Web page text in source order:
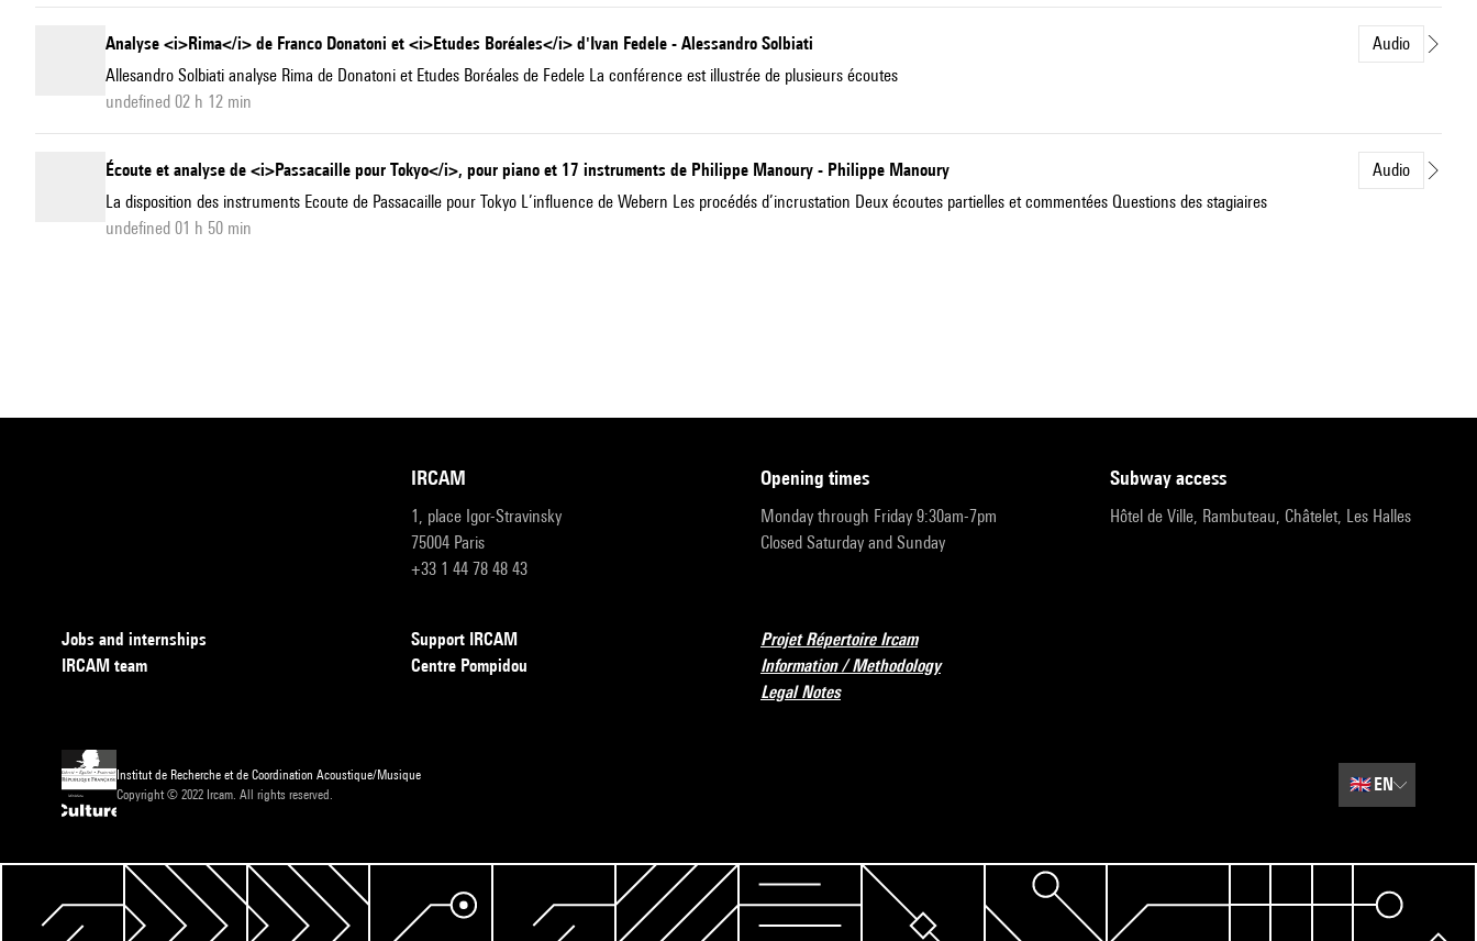
Analyse <i>Rima</i> de Franco Donatoni et <i>Etudes Boréales</i> d'Ivan Fedele - Alessandro Solbiati
Audio
Allesandro Solbiati analyse Rima de Donatoni et Etudes Boréales de Fedele La conférence est illustrée de plusieurs écoutes
undefined 02 h 12 min
Écoute et analyse de <i>Passacaille pour Tokyo</i>, pour piano et 17 instruments de Philippe Manoury - Philippe Manoury
Audio
La disposition des instruments Ecoute de Passacaille pour Tokyo L’influence de Webern Les procédés d’incrustation Deux écoutes partielles et commentées Questions des stagiaires
undefined 01 h 50 min
IRCAM
1, place Igor-Stravinsky
75004 Paris
+33 1 44 78 48 43
opening times
Monday through Friday 9:30am-7pm
Closed Saturday and Sunday
subway access
Hôtel de Ville, Rambuteau, Châtelet, Les Halles
Jobs and internships
IRCAM team
Support IRCAM
Centre Pompidou
Projet Répertoire Ircam
Information / Methodology
Legal Notes
Institut de Recherche et de Coordination Acoustique/Musique
Copyright © 2022 Ircam. All rights reserved.
🇬🇧 EN